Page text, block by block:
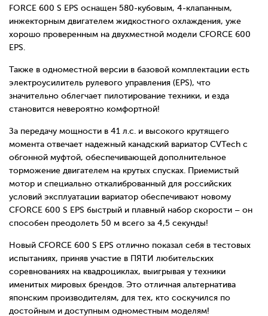
FORCE 600 S EPS оснащен 580-кубовым, 4-клапанным,
инжекторным двигателем жидкостного охлаждения, уже
хорошо проверенным на двухместной модели CFORCE 600
EPS.
Также в одноместной версии в базовой комплектации есть
электроусилитель рулевого управления (EPS), что
значительно облегчает пилотирование техники, и езда
становится невероятно комфортной!
За передачу мощности в 41 л.с. и высокого крутящего
момента отвечает надежный канадский вариатор CVTech с
обгонной муфтой, обеспечивающей дополнительное
торможение двигателем на крутых спусках. Приемистый
мотор и специально откалиброванный для российских
условий эксплуатации вариатор обеспечивают новому
CFORCE 600 S EPS быстрый и плавный набор скорости – он
способен преодолеть 50 м всего за 4,5 секунды!
Новый CFORCE 600 S EPS отлично показал себя в тестовых
испытаниях, приняв участие в ПЯТИ любительских
соревнованиях на квадроциклах, выигрывая у техники
именитых мировых брендов. Это отличная альтернатива
японским производителям, для тех, кто соскучился по
достойным и доступным одноместным моделям!